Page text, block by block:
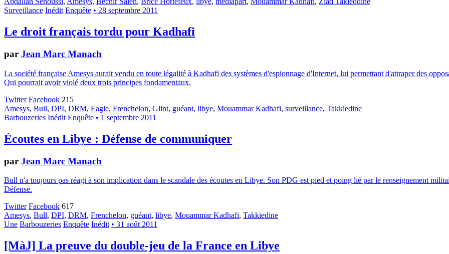
Surveillance Inédit Enquête • 28 septembre 2011
Le droit français tordu pour Kadhafi
par Jean Marc Manach
La société française Amesys aurait vendu en toute légalité à Kadhafi des systèmes d'espionnage d'Internet, lui permettant d'attraper des
Qui pourrait avoir violé deux trois principes fondamentaux.
Twitter Facebook 215
Amesys, Bull, DPI, DRM, Eagle, Frenchelon, Glint, guéant, libye, Mouammar Kadhafi, surveillance, Takkiedine
Barbouzeries Inédit Enquête • 1 septembre 2011
Écoutes en Libye : Défense de communiquer
par Jean Marc Manach
Bull n'a toujours pas réagi à son implication dans le scandale des écoutes en Libye. Son PDG est pied et poing lié par le renseignement
Défense.
Twitter Facebook 617
Amesys, Bull, DPI, DRM, Frenchelon, guéant, libye, Mouammar Kadhafi, Takkiedine
Une Barbouzeries Enquête Inédit • 31 août 2011
[MàJ] La preuve du double-jeu de la France en Libye